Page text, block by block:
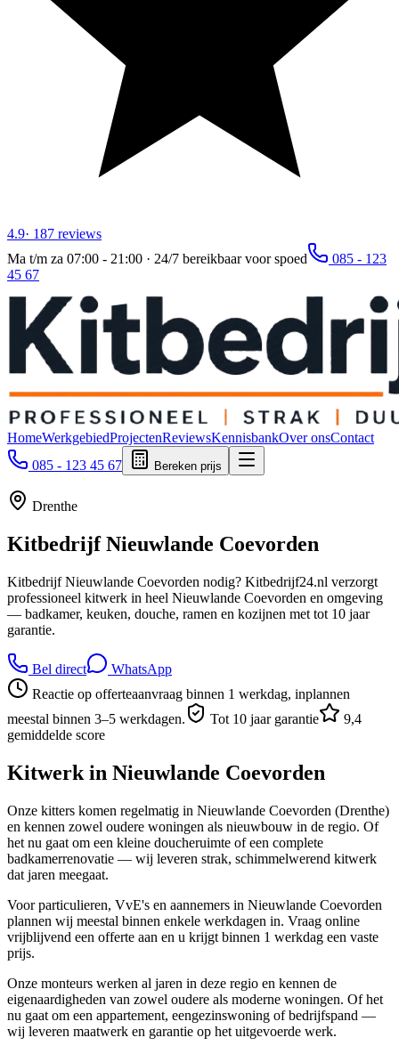
4.9· 187 reviews
Ma t/m za 07:00 - 21:00 · 24/7 bereikbaar voor spoed
085 - 123
45 67
HomeWerkgebiedProjectenReviewsKennisbankOver onsContact
085 - 123 45 67
Bereken prijs
Drenthe
KitbedrijfNieuwlande Coevorden
Kitbedrijf Nieuwlande Coevorden nodig? Kitbedrijf24.nl verzorgt
professioneel kitwerk in heel Nieuwlande Coevorden en omgeving
— badkamer, keuken, douche, ramen en kozijnen met tot 10 jaar
garantie.
Bel direct
WhatsApp
Reactie op offerteaanvraag binnen 1 werkdag, inplannen
meestal binnen 3–5 werkdagen.
Tot 10 jaar garantie
9,4
gemiddelde score
Kitwerk in Nieuwlande Coevorden
Onze kitters komen regelmatig in Nieuwlande Coevorden (Drenthe)
en kennen zowel oudere woningen als nieuwbouw in de regio. Of
het nu gaat om een kleine doucheruimte of een complete
badkamerrenovatie — wij leveren strak, schimmelwerend kitwerk
dat jaren meegaat.
Voor particulieren, VvE's en aannemers in Nieuwlande Coevorden
plannen wij meestal binnen enkele werkdagen in. Vraag online
vrijblijvend een offerte aan en u krijgt binnen 1 werkdag een vaste
prijs.
Onze monteurs werken al jaren in deze regio en kennen de
eigenaardigheden van zowel oudere als moderne woningen. Of het
nu gaat om een appartement, eengezinswoning of bedrijfspand —
wij leveren maatwerk en garantie op het uitgevoerde werk.